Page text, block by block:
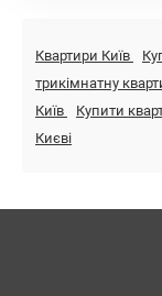
Квартири Київ
трикімнатну
Київ
Купити
Києві